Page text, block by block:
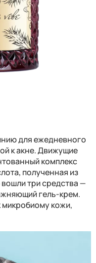
для ежедневного
к акне. Движущие
комплекс
полученная из
три средства —
гель-крем.
кожи,